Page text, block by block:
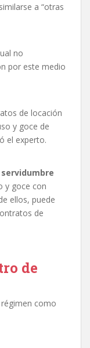
a “otras
no
por este medio
de locación
y goce de
el experto.
servidumbre
y goce con
ellos, puede
de
de
como